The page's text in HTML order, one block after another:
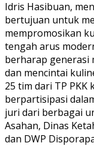
Idris Hasibuan,
bertujuan untuk
mempromosikan
tengah arus
berharap generasi
dan mencintai
25 tim dari TP PKK
berpartisipasi
juri dari berbagai
Asahan, Dinas
dan DWP